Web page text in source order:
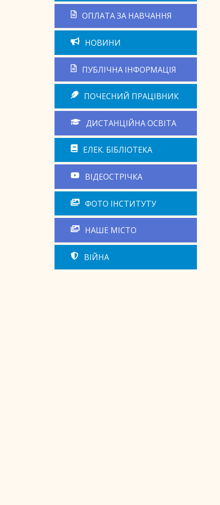
ОПЛАТА ЗА НАВЧАННЯ
НОВИНИ
ПУБЛІЧНА ІНФОРМАЦІЯ
ПОЧЕСНИЙ ПРАЦІВНИК
ДИСТАНЦІЙНА ОСВІТА
ЕЛЕК. БІБЛІОТЕКА
ВІДЕОСТРІЧКА
ФОТО ІНСТИТУТУ
НАШЕ МІСТО
ВІЙНА